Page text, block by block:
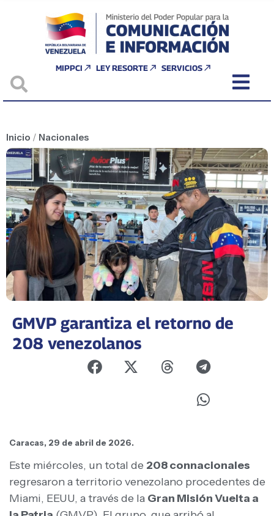
MIPPCI LEY RESORTE SERVICIOS
Inicio / Nacionales
GMVP garantiza el retorno de
208 venezolanos
Caracas, 29 de abril de 2026.
Este miércoles, un total de 208 connacionales
regresaron a territorio venezolano procedentes de
Miami, EEUU, a través de la Gran Misión Vuelta a